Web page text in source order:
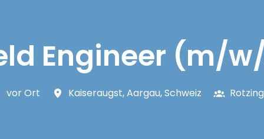
Engineer (m/
vor Ort Kaiseraugst,Aargau,Schweiz